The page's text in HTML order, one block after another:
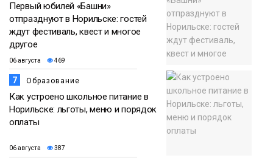
Первый юбилей «Башни»
отпразднуют в Норильске: гостей
ждут фестиваль, квест и многое
другое
06 августа 469
7 Образование
Как устроено школьное питание в
Норильске: льготы, меню и порядок
оплаты
06 августа 387